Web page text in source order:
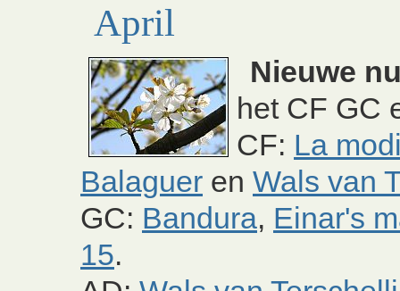
April
Nieuwe
het CF GC
CF: La
Balaguer en Wals van
GC: Bandura, Einar's
15.